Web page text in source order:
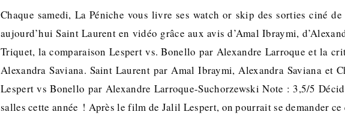
Chaque samedi, La Péniche vous livre ses watch or skip des sorties ciné
aujourd’hui Saint Laurent en vidéo grâce aux avis d’Amal Ibraymi,
Triquet, la comparaison Lespert vs. Bonello par Alexandre Larroque et la
Alexandra Saviana. Saint Laurent par Amal Ibraymi, Alexandra Saviana et
Lespert vs Bonello par Alexandre Larroque-Suchorzewski Note : 3,5/5
salles cette année ! Après le film de Jalil Lespert, on pourrait se demander